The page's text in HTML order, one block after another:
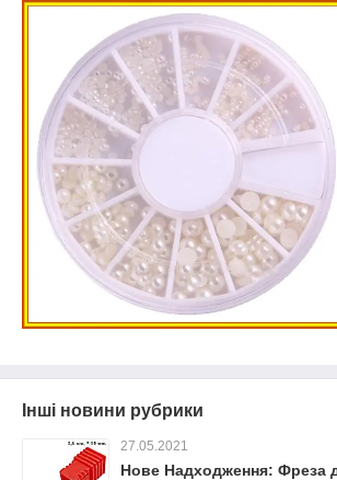
Інші новини рубрики
27.05.2021
Нове Надходження: Фреза